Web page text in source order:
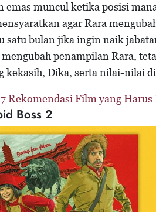
emas muncul ketika posisi
agar Rara
satu bulan jika ingin naik
penampilan Rara,
kekasih, Dika, serta nilai-nilai
7 Rekomendasi Film yang
Boss 2